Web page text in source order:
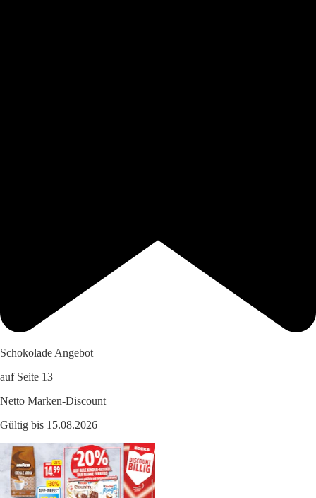
Schokolade Angebot
auf Seite 13
Netto Marken-Discount
Gültig bis 15.08.2026